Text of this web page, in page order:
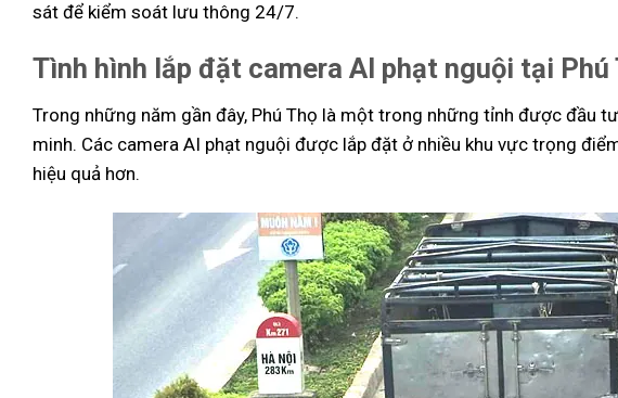
sát để kiểm soát lưu thông 24/7.
Tình hình lắp đặt camera AI phạt nguội tại Phú
Trong những năm gần đây, Phú Thọ là một trong những tỉnh được đầu
minh. Các camera AI phạt nguội được lắp đặt ở nhiều khu vực trọng
hiệu quả hơn.